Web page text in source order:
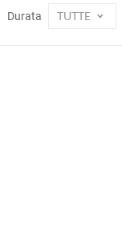
Durata TUTTE